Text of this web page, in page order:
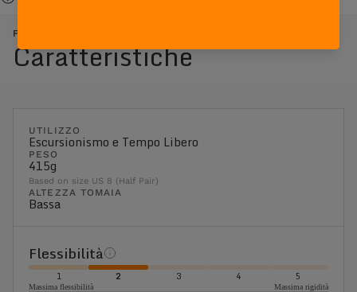
FREE BLAST SUEDE - ROSSO ARANCIONE
Caratteristiche
UTILIZZO
Escursionismo e Tempo Libero
PESO
415g
Based on size US 8 (Half Pair)
ALTEZZA TOMAIA
Bassa
Flessibilità
1 2 3 4 5
Massima flessibilità Massima rigidità